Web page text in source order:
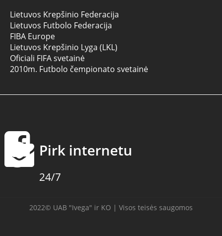
Lietuvos Krepšinio Federacija
Lietuvos Futbolo Federacija
FIBA Europe
Lietuvos Krepšinio Lyga (LKL)
Oficiali FIFA svetainė
2010m. Futbolo čempionato svetainė
Pirk internetu
24/7
2022© UAB "Ivega" ir KO | Visos teisės saugomos